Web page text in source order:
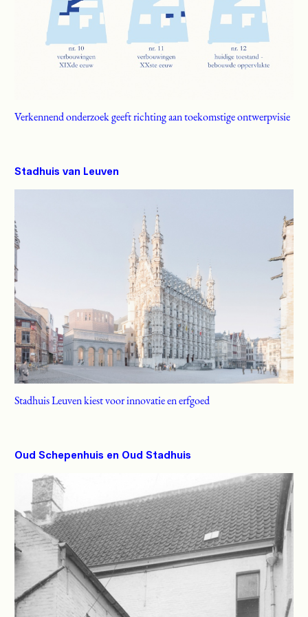
Verkennend onderzoek geeft richting aan toekomstige ontwerpvisie
Stadhuis van Leuven
Stadhuis Leuven kiest voor innovatie en erfgoed
Oud Schepenhuis en Oud Stadhuis